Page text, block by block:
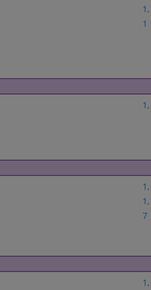
1 ,
1
1 ,
1 ,
1 ,
7
1 ,